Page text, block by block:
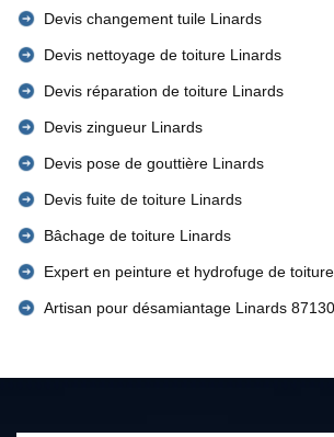
Devis changement tuile Linards
Devis nettoyage de toiture Linards
Devis réparation de toiture Linards
Devis zingueur Linards
Devis pose de gouttière Linards
Devis fuite de toiture Linards
Bâchage de toiture Linards
Expert en peinture et hydrofuge de
Artisan pour désamiantage Linards 87130